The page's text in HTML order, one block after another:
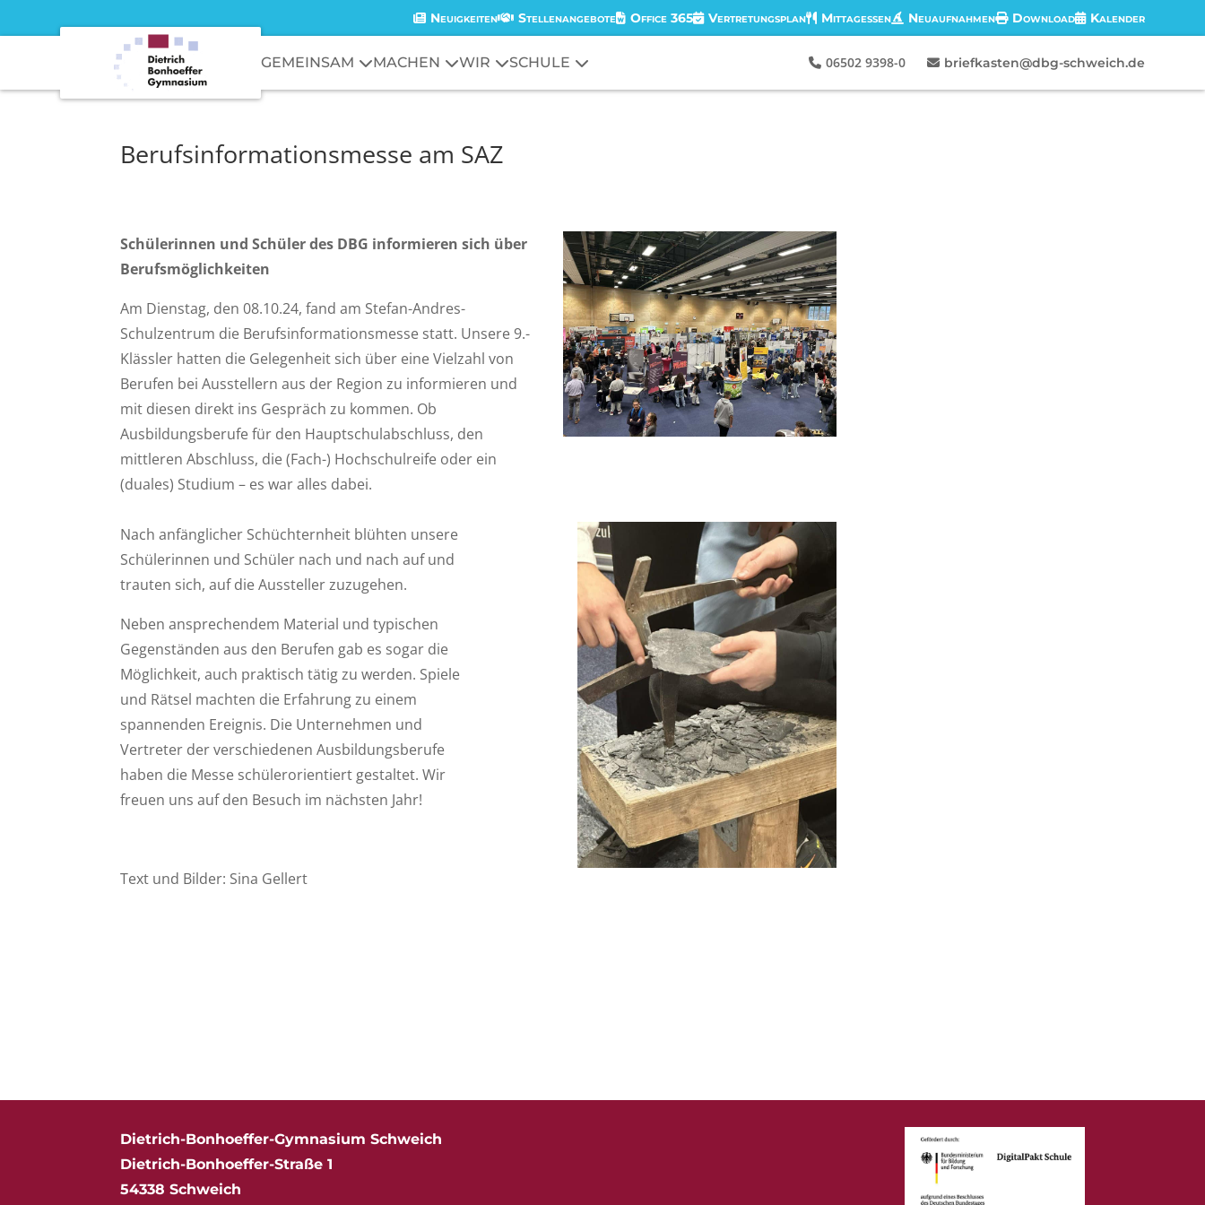
Neuigkeiten Stellenangebote Office 365 Vertretungsplan Mittagessen Neuaufnahmen Download Kalender
GEMEINSAM MACHEN WIR SCHULE 06502 9398-0 briefkasten@dbg-schweich.de
Berufsinformationsmesse am SAZ
Schülerinnen und Schüler des DBG informieren sich über
Berufsmöglichkeiten
Am Dienstag, den 08.10.24, fand am Stefan-Andres-
Schulzentrum die Berufsinformationsmesse statt. Unsere 9.-
Klässler hatten die Gelegenheit sich über eine Vielzahl von
Berufen bei Ausstellern aus der Region zu informieren und
mit diesen direkt ins Gespräch zu kommen. Ob
Ausbildungsberufe für den Hauptschulabschluss, den
mittleren Abschluss, die (Fach-) Hochschulreife oder ein
(duales) Studium – es war alles dabei.
Nach anfänglicher Schüchternheit blühten unsere
Schülerinnen und Schüler nach und nach auf und
trauten sich, auf die Aussteller zuzugehen.
Neben ansprechendem Material und typischen
Gegenständen aus den Berufen gab es sogar die
Möglichkeit, auch praktisch tätig zu werden. Spiele
und Rätsel machten die Erfahrung zu einem
spannenden Ereignis. Die Unternehmen und
Vertreter der verschiedenen Ausbildungsberufe
haben die Messe schülerorientiert gestaltet. Wir
freuen uns auf den Besuch im nächsten Jahr!
Text und Bilder: Sina Gellert
Dietrich-Bonhoeffer-Gymnasium Schweich
Dietrich-Bonhoeffer-Straße 1
54338 Schweich